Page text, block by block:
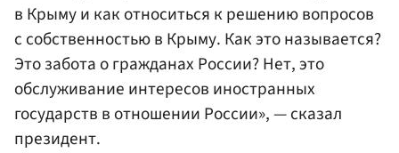
в Крыму и как относиться к решению вопросов
с собственностью в Крыму. Как это называется?
Это забота о гражданах России? Нет, это
обслуживание интересов иностранных
государств в отношении России», — сказал
президент.